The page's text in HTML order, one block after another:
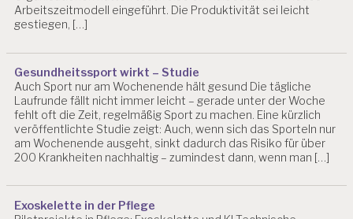
T
I
N
B
LI
N
D
E
V
L
U
IE
Arbeitszeitmodell eingeführt. Die Produktivität sei leicht
gestiegen, […]
Gesundheitssport wirkt – Studie
Auch Sport nur am Wochenende hält gesund Die tägliche
Laufrunde fällt nicht immer leicht – gerade unter der Woche
fehlt oft die Zeit, regelmäßig Sport zu machen. Eine kürzlich
veröffentlichte Studie zeigt: Auch, wenn sich das Sporteln nur
am Wochenende ausgeht, sinkt dadurch das Risiko für über
200 Krankheiten nachhaltig – zumindest dann, wenn man […]
Exoskelette in der Pflege